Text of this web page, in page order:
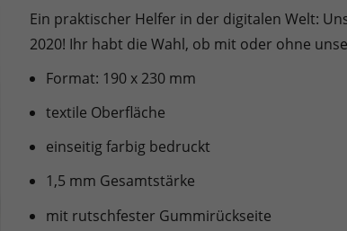
Ein praktischer Helfer in der digitalen Welt:
2020! Ihr habt die Wahl, ob mit oder ohne
Format: 190 x 230 mm
textile Oberfläche
einseitig farbig bedruckt
1,5 mm Gesamtstärke
mit rutschfester Gummirückseite